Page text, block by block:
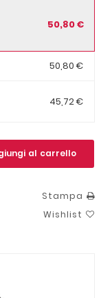
50,80 €
50,80 €
45,72 €
al carrello
Stampa
Wishlist